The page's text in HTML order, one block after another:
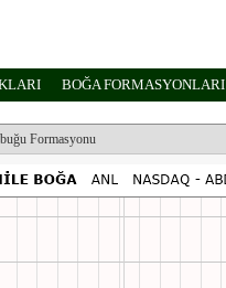
BOĞA FORMASYONLARI
Formasyonu